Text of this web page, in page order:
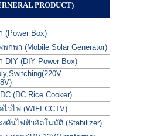
PRODUCT)
(Power Box)
พกพา (Mobile Solar Generator)
DIY (DIY Power Box)
(DC Rice Cooker)
ไวไฟ (WIFI CCTV)
งดันไฟฟ้าอัตโนมัติ (Stabilizer)